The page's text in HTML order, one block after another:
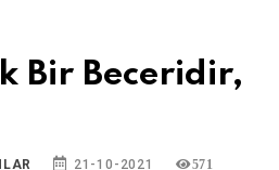
Bir Beceridir,
21-10-2021 571